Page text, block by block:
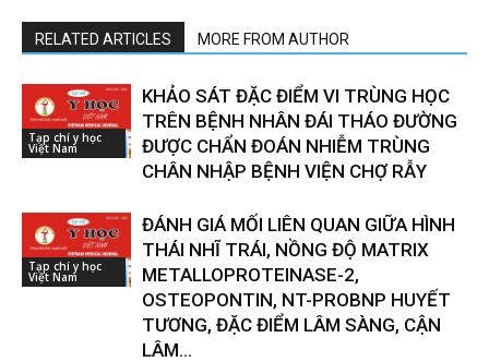
RELATED ARTICLES MORE FROM AUTHOR
Tạp chí y học
Việt Nam
KHẢO SÁT ĐẶC ĐIỂM VI TRÙNG HỌC
TRÊN BỆNH NHÂN ĐÁI THÁO ĐƯỜNG
ĐƯỢC CHẨN ĐOÁN NHIỄM TRÙNG
CHÂN NHẬP BỆNH VIỆN CHỢ RẪY
Tạp chí y học
Việt Nam
ĐÁNH GIÁ MỐI LIÊN QUAN GIỮA HÌNH
THÁI NHĨ TRÁI, NỒNG ĐỘ MATRIX
METALLOPROTEINASE-2,
OSTEOPONTIN, NT-PROBNP HUYẾT
TƯƠNG, ĐẶC ĐIỂM LÂM SÀNG, CẬN
LÂM...